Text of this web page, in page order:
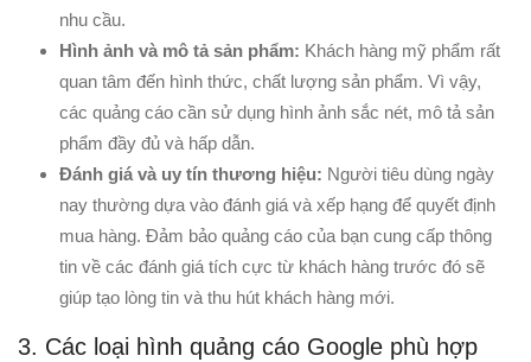
nhu cầu.
Hình ảnh và mô tả sản phẩm: Khách hàng mỹ phẩm rất
quan tâm đến hình thức, chất lượng sản phẩm. Vì vậy,
các quảng cáo cần sử dụng hình ảnh sắc nét, mô tả sản
phẩm đầy đủ và hấp dẫn.
Đánh giá và uy tín thương hiệu: Người tiêu dùng ngày
nay thường dựa vào đánh giá và xếp hạng để quyết định
mua hàng. Đảm bảo quảng cáo của bạn cung cấp thông
tin về các đánh giá tích cực từ khách hàng trước đó sẽ
giúp tạo lòng tin và thu hút khách hàng mới.
3. Các loại hình quảng cáo Google phù hợp